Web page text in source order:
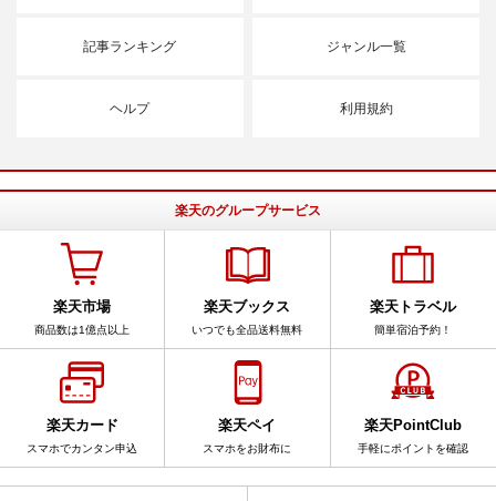
記事ランキング ジャンル一覧
ヘルプ 利用規約
楽天のグループサービス
楽天市場
商品数は1億点以上
楽天ブックス
いつでも全品送料無料
楽天トラベル
簡単宿泊予約！
楽天カード
スマホでカンタン申込
楽天ペイ
スマホをお財布に
楽天PointClub
手軽にポイントを確認